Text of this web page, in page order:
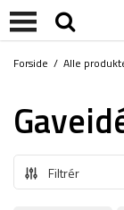
Forside / Alle
Filtrér